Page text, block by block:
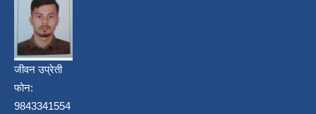
जीवन उप्रेती
फोन:
9843341554